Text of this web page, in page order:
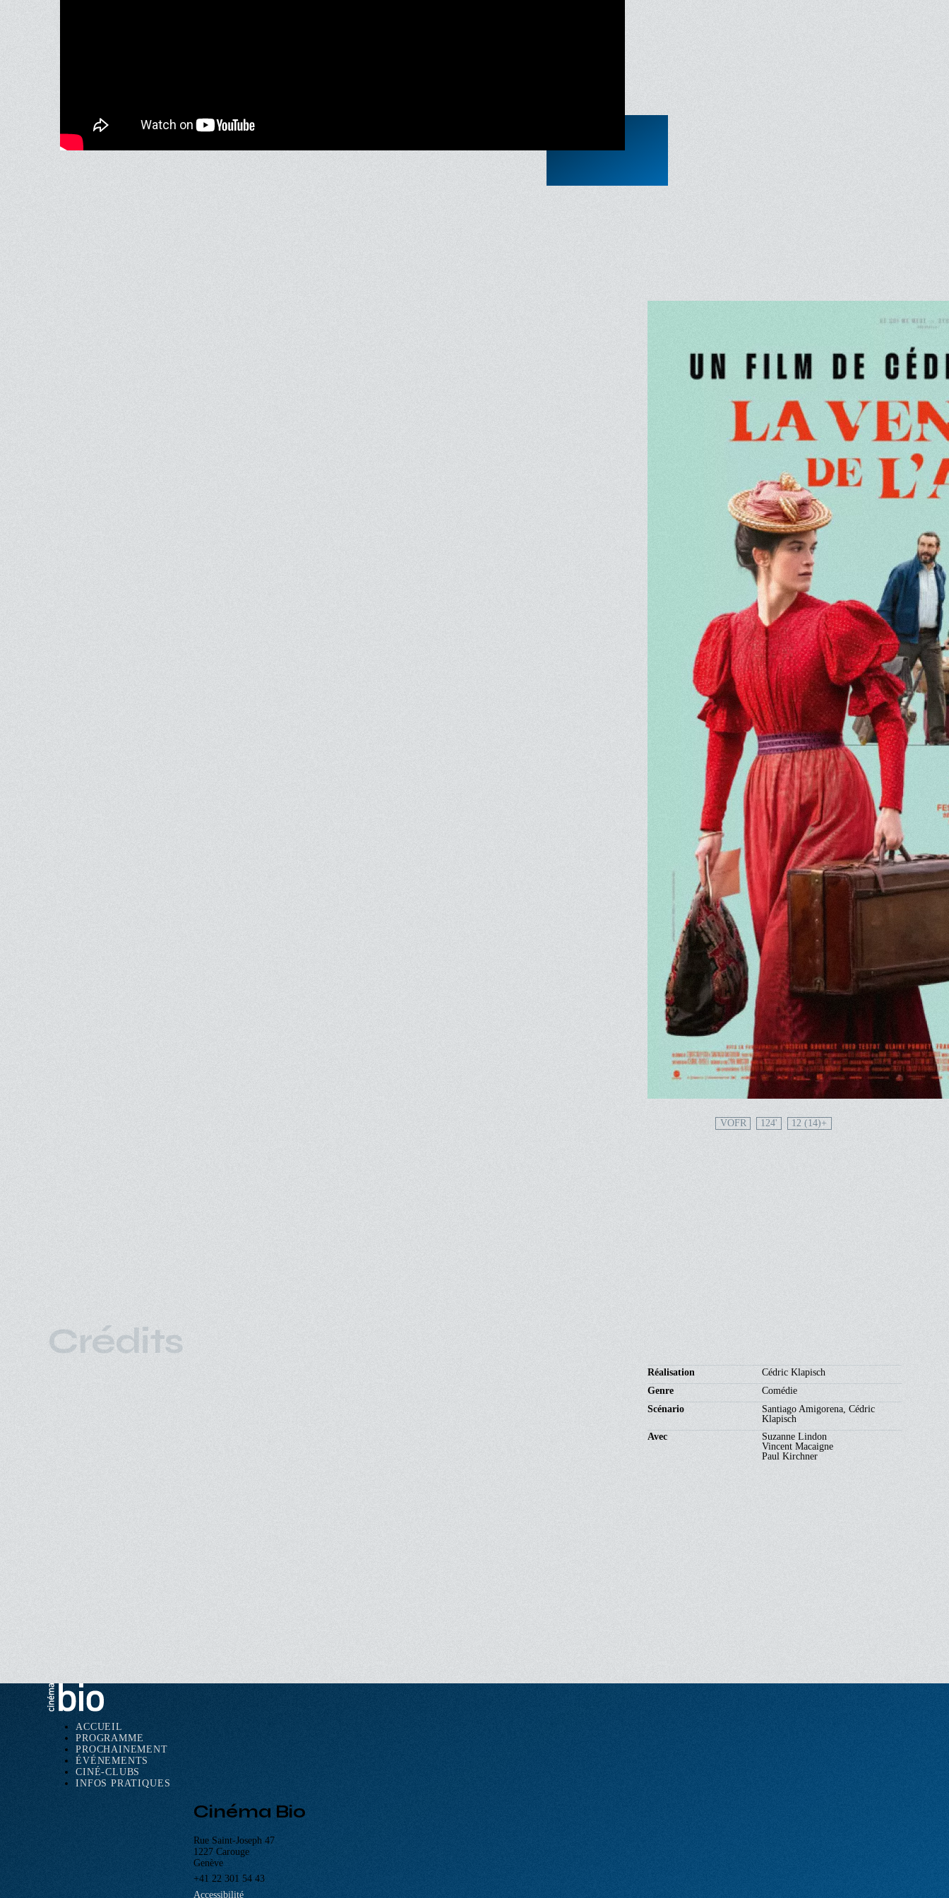
VOFR 124' 12 (14)
Crédits
Réalisation
Cédric Klapisch
Genre
Comédie
Scénario
Santiago Amigorena, Cédric
Klapisch
Avec
Suzanne Lindon
Vincent Macaigne
Paul Kirchner
Navigation
principale
ACCUEIL
PROGRAMME
PROCHAINEMENT
ÉVÉNEMENTS
CINÉ-CLUBS
INFOS PRATIQUES
Cinéma Bio
Rue Saint-Joseph 47
1227 Carouge
Genève
+41 22 301 54 43
Accessibilité